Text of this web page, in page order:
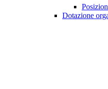
Dotazione